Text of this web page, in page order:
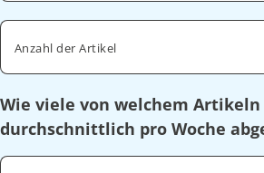
Anzahl der Artikel
Wie viele von welchem Artikeln
durchschnittlich pro Woche